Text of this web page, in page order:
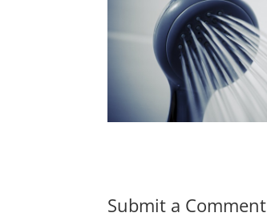
Submit a Comment